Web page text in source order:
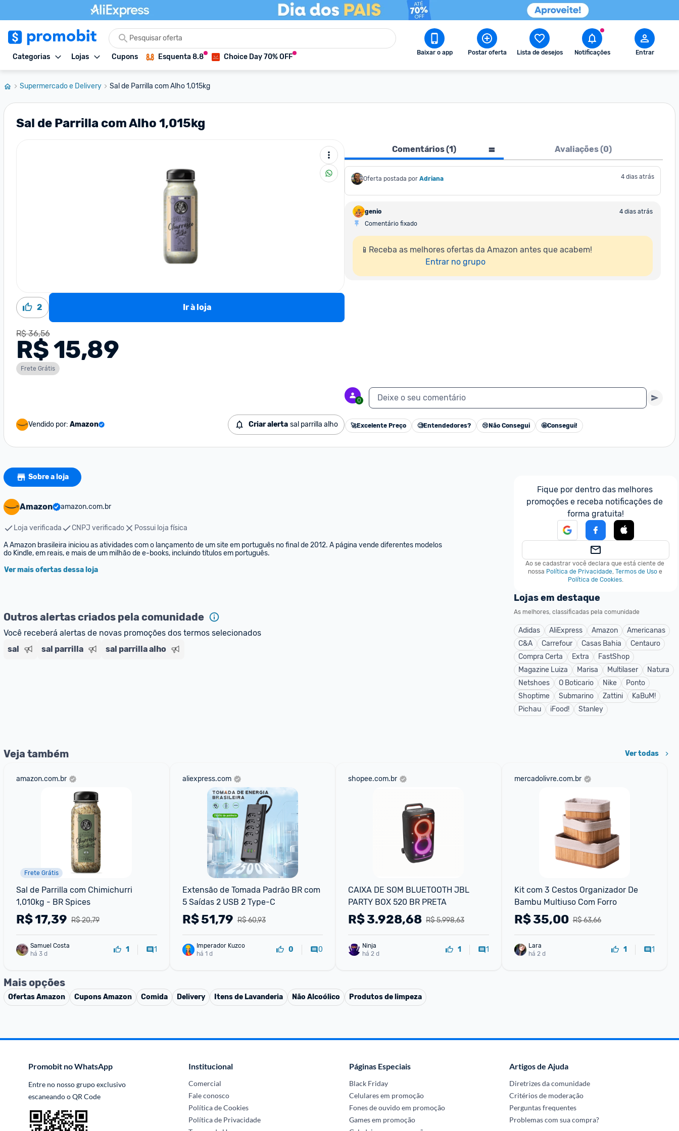
Categorias Lojas Cupons Esquenta 8.8 Choice Day 70% OFF Baixar o app Postar oferta Lista de desejos Notificações Entrar
Supermercado e Delivery Sal de Parrilla com Alho 1,015kg
Sal de Parrilla com Alho 1,015kg
2 Ir à loja
R$ 36,56
R$ 15,89
Frete Grátis
Vendido por: Amazon Criar alerta sal parrilla alho
Comentários (1) Avaliações (0)
Oferta postada por Adriana 4 dias atrás
genio
4 dias atrás
Comentário fixado
📱Receba as melhores ofertas da Amazon antes que acabem!
Entrar no grupo
0 Deixe o seu comentário
🚀Excelente Preço 🧐Entendedores? 😢 Não Consegui 🤩Consegui!
Sobre a loja
Amazon amazon.com.br
Loja verificada CNPJ verificado
Possui loja física
A Amazon brasileira iniciou as atividades com o lançamento de um site em português no final de 2012. A página vende diferentes modelos
do Kindle, em reais, e mais de um milhão de e-books, incluindo títulos em português.
Ver mais ofertas dessa loja
Outros alertas criados pela comunidade
Você receberá alertas de novas promoções dos termos selecionados
sal
sal parrilla sal parrilla alho
Fique por dentro das melhores
promoções e receba notificações de
forma gratuita!
Ao se cadastrar você declara que está ciente de
nossa Política de Privacidade, Termos de Uso e
Política de Cookies.
Lojas em destaque
As melhores, classificadas pela comunidade
Adidas AliExpress Amazon
Americanas
C&A
Carrefour Casas Bahia
Centauro
Compra Certa
Extra
FastShop
Magazine Luiza
Marisa Multilaser
Natura
Netshoes
O Boticario Nike
Ponto
Shoptime
Submarino Zattini
KaBuM!
Pichau
iFood! Stanley
Veja também Ver todas
amazon.com.br
Frete Grátis
Sal de Parrilla com Chimichurri
1,010kg - BR Spices
R$ 20,79
R$17,39
Samuel Costa
há 3 d
1 1
aliexpress.com
Extensão de Tomada Padrão BR com
5 Saídas 2 USB 2 Type-C
R$ 60,93
R$51,79
Imperador Kuzco
há 1 d
0 0
shopee.com.br
CAIXA DE SOM BLUETOOTH JBL
PARTY BOX 520 BR PRETA
R$ 5.998,63
R$3.928,68
há 2 d
1 1
mercadolivre.com.br
Kit com 3 Cestos Organizador De
Bambu Multiuso Com Forro
R$ 63,66
R$35,00
Lara
há 2 d
1 1
Mais opções
OfertasAmazon CuponsAmazon Comida Delivery Itens de Lavanderia Não Alcoólico Produtos de limpeza
Promobit no WhatsApp
Entre no nosso grupo exclusivo
escaneando o QR Code
Institucional
Comercial
Fale conosco
Política de Cookies
Política de Privacidade
Páginas Especiais
Black Friday
Celulares em promoção
Fones de ouvido em promoção
Games em promoção
Artigos de Ajuda
Diretrizes da comunidade
Critérios de moderação
Perguntas frequentes
Problemas com sua compra?